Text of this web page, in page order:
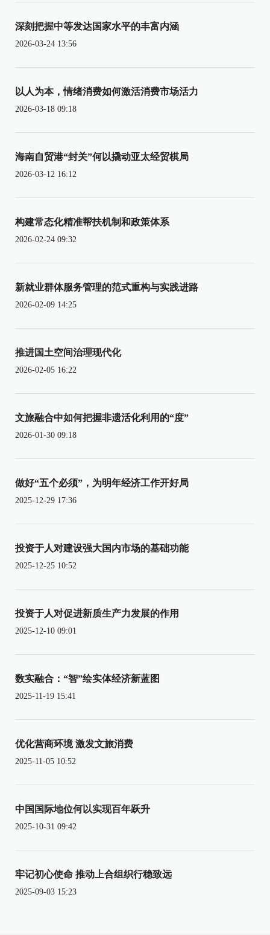
深刻把握中等发达国家水平的丰富内涵
2026-03-24 13:56
以人为本，情绪消费如何激活消费市场活力
2026-03-18 09:18
海南自贸港“封关”何以撬动亚太经贸棋局
2026-03-12 16:12
构建常态化精准帮扶机制和政策体系
2026-02-24 09:32
新就业群体服务管理的范式重构与实践进路
2026-02-09 14:25
推进国土空间治理现代化
2026-02-05 16:22
文旅融合中如何把握非遗活化利用的“度”
2026-01-30 09:18
做好“五个必须”，为明年经济工作开好局
2025-12-29 17:36
投资于人对建设强大国内市场的基础功能
2025-12-25 10:52
投资于人对促进新质生产力发展的作用
2025-12-10 09:01
数实融合：“智”绘实体经济新蓝图
2025-11-19 15:41
优化营商环境 激发文旅消费
2025-11-05 10:52
中国国际地位何以实现百年跃升
2025-10-31 09:42
牢记初心使命 推动上合组织行稳致远
2025-09-03 15:23